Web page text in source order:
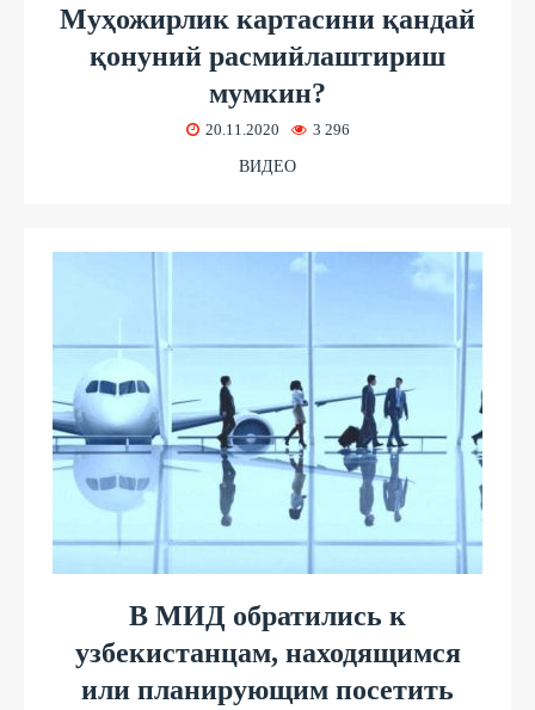
Муҳожирлик картасини қандай
қонуний расмийлаштириш
мумкин?
20.11.2020 3 296
ВИДЕО
В МИД обратились к
узбекистанцам, находящимся
или планирующим посетить